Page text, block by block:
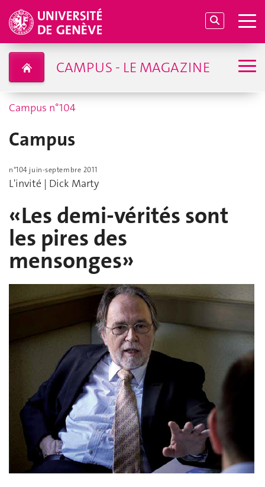
CAMPUS - LE MAGAZINE
Campus n°104
Campus
n°104 juin-septembre 2011
L'invité | Dick Marty
«Les demi-vérités sont
les pires des
mensonges»